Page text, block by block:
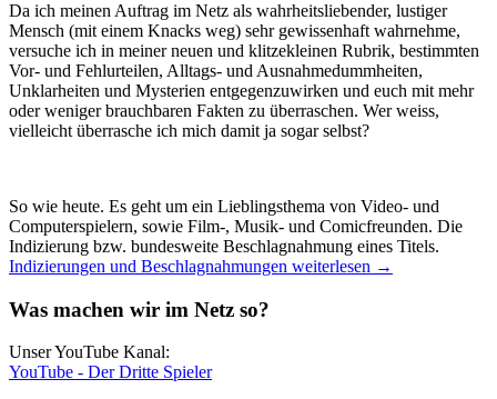
Da ich meinen Auftrag im Netz als wahrheitsliebender, lustiger
Mensch (mit einem Knacks weg) sehr gewissenhaft wahrnehme,
versuche ich in meiner neuen und klitzekleinen Rubrik, bestimmten
Vor- und Fehlurteilen, Alltags- und Ausnahmedummheiten,
Unklarheiten und Mysterien entgegenzuwirken und euch mit mehr
oder weniger brauchbaren Fakten zu überraschen. Wer weiss,
vielleicht überrasche ich mich damit ja sogar selbst?
So wie heute. Es geht um ein Lieblingsthema von Video- und
Computerspielern, sowie Film-, Musik- und Comicfreunden. Die
Indizierung bzw. bundesweite Beschlagnahmung eines Titels.
Indizierungen und Beschlagnahmungen weiterlesen →
Was machen wir im Netz so?
Unser YouTube Kanal:
YouTube - Der Dritte Spieler